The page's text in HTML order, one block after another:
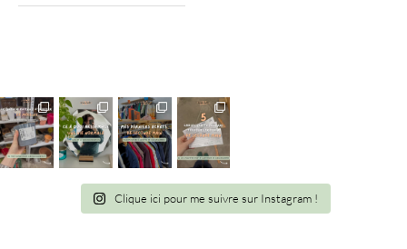
Clique ici pour me suivre sur Instagram !